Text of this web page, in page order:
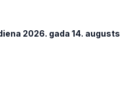
2026. gada 14. augusts